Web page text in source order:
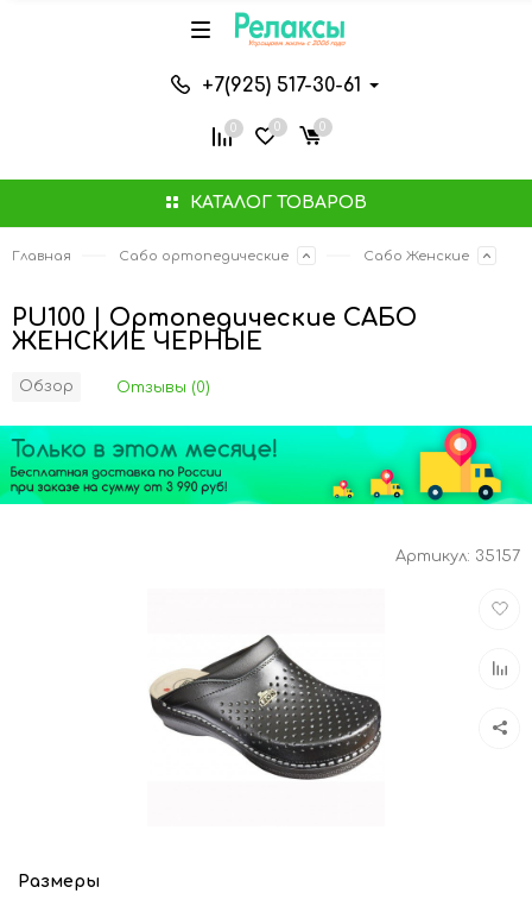
КАТАЛОГ ТОВАРОВ
+7(925) 517-30-61
0 0 0
Главная Сабо ортопедические Сабо Женские
PU100 | Ортопедические САБО
ЖЕНСКИЕ ЧЕРНЫЕ
Обзор Отзывы (0)
Артикул: 35157
Размеры